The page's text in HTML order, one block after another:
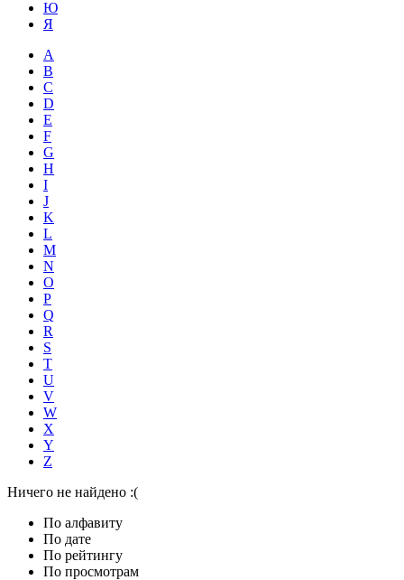
Ю
Я
A
B
C
D
E
F
G
H
I
J
K
L
M
N
O
P
Q
R
S
T
U
V
W
X
Y
Z
Ничего не найдено :(
По алфавиту
По дате
По рейтингу
По просмотрам